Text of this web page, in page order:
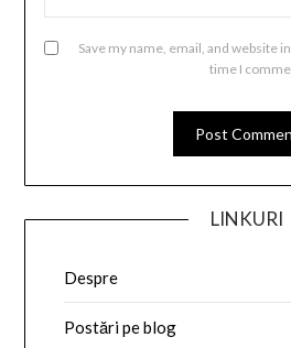
Save my name, email, and website
time I
LINKURI
Despre
Postări pe blog